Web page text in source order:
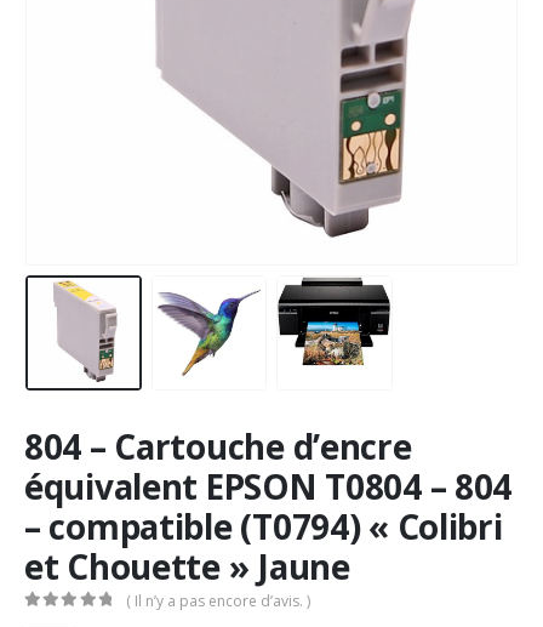
804 – Cartouche d’encre
équivalent EPSON T0804 – 804
– compatible (T0794) « Colibri
et Chouette » Jaune
( Il n’y a pas encore d’avis. )